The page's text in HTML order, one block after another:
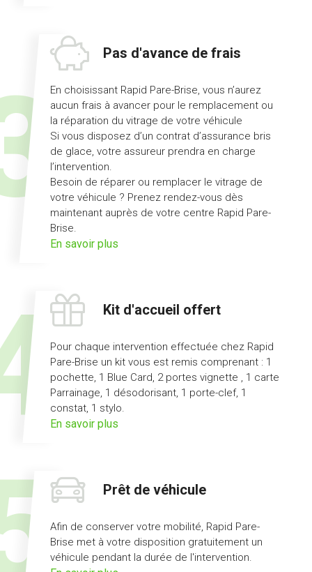
Pas d'avance de frais
En choisissant Rapid Pare-Brise, vous n’aurez
aucun frais à avancer pour le remplacement ou
la réparation du vitrage de votre véhicule
Si vous disposez d’un contrat d’assurance bris
de glace, votre assureur prendra en charge
l’intervention.
Besoin de réparer ou remplacer le vitrage de
votre véhicule ? Prenez rendez-vous dès
maintenant auprès de votre centre Rapid Pare-
Brise.
En savoir plus
de
Kit d'accueil offert
Pour chaque intervention effectuée chez Rapid
Pare-Brise un kit vous est remis comprenant : 1
pochette, 1 Blue Card, 2 portes vignette , 1 carte
Parrainage, 1 désodorisant, 1 porte-clef, 1
constat, 1 stylo.
En savoir plus
offert
Prêt de véhicule
Afin de conserver votre mobilité, Rapid Pare-
Brise met à votre disposition gratuitement un
véhicule pendant la durée de l'intervention.